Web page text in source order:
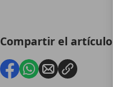
Compartir el artículo